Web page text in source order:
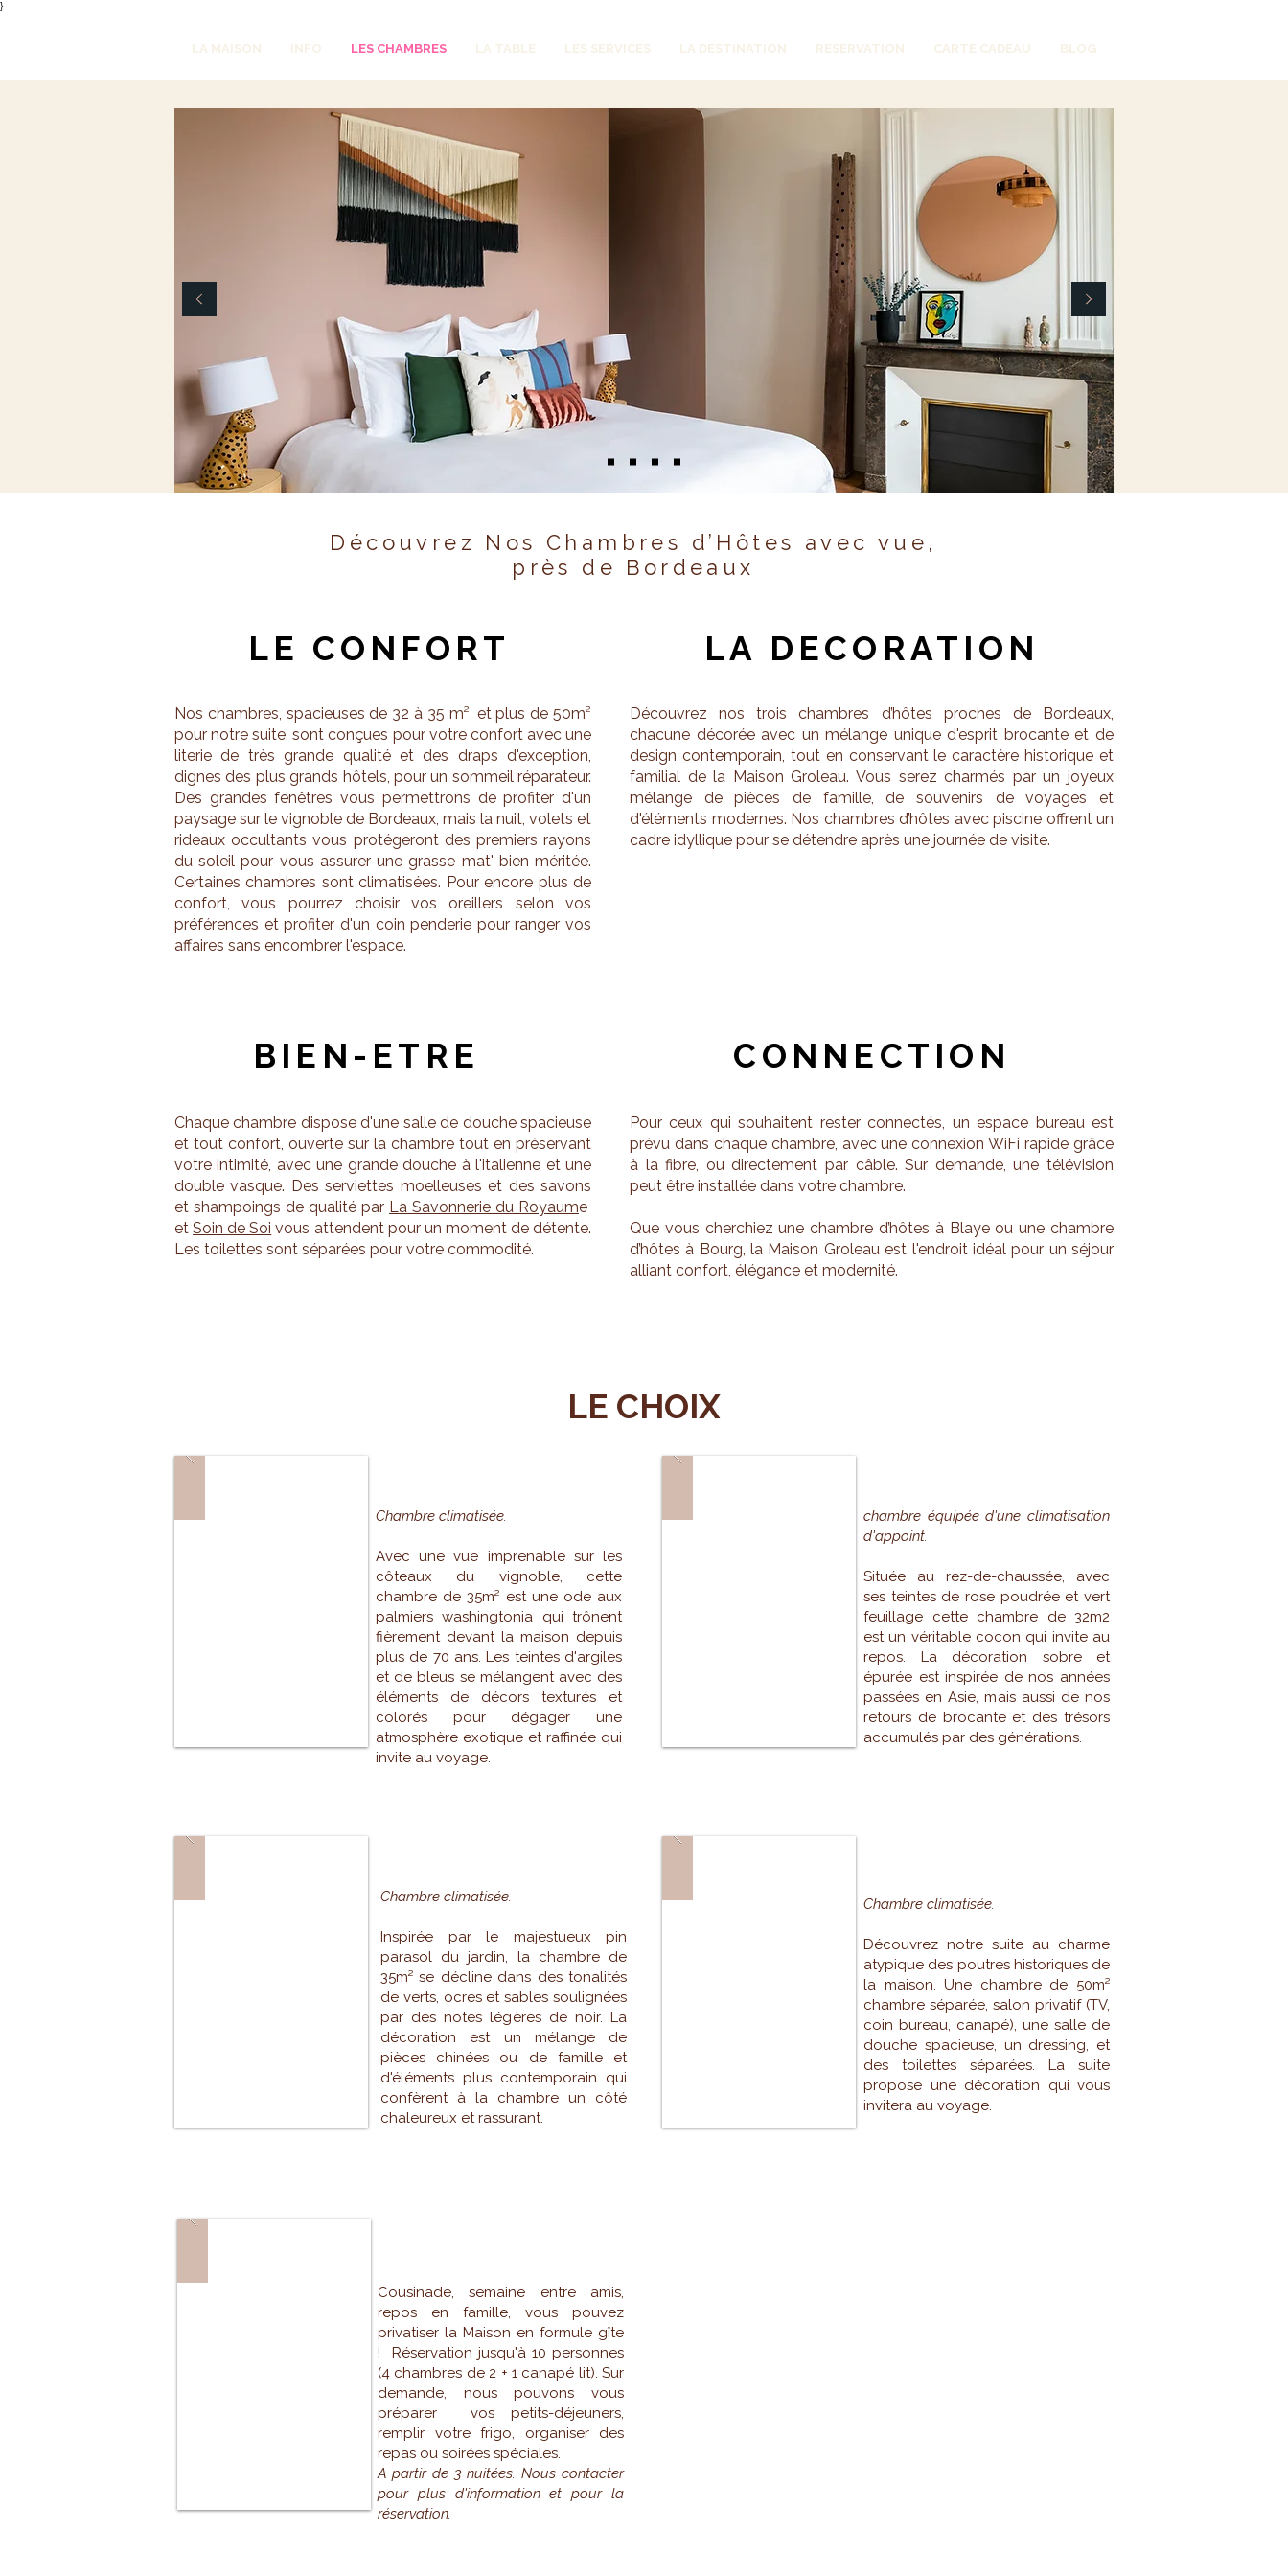
}
LA MAISON INFO LES CHAMBRES LA TABLE LES SERVICES LA DESTINATION RESERVATION CARTE CADEAU BLOG
Découvrez Nos Chambres d’Hôtes avec vue,
près de Bordeaux
LE CONFORT
Nos chambres, spacieuses de 32 à 35 m², et plus de 50m²
pour notre suite, sont conçues pour votre confort avec une
literie de très grande qualité et des draps d'exception,
dignes des plus grands hôtels, pour un sommeil réparateur.
Des grandes fenêtres vous permettrons de profiter d'un
paysage sur le vignoble de Bordeaux, mais la nuit, volets et
rideaux occultants vous protégeront des premiers rayons
du soleil pour vous assurer une grasse mat' bien méritée.
Certaines chambres sont climatisées. Pour encore plus de
confort, vous pourrez choisir vos oreillers selon vos
préférences et profiter d'un coin penderie pour ranger vos
affaires sans encombrer l'espace.
BIEN-ETRE
Chaque chambre dispose d'une salle de douche spacieuse
et tout confort, ouverte sur la chambre tout en préservant
votre intimité, avec une grande douche à l'italienne et une
double vasque. Des serviettes moelleuses et des savons
et shampoings de qualité par La Savonnerie du Royaume
etSoin de Soi vous attendent pour un moment de détente.
Les toilettes sont séparées pour votre commodité.
LA DECORATION
Découvrez nos trois chambres d’hôtes proches de Bordeaux,
chacune décorée avec un mélange unique d'esprit brocante et de
design contemporain, tout en conservant le caractère historique et
familial de la Maison Groleau. Vous serez charmés par un joyeux
mélange de pièces de famille, de souvenirs de voyages et
d'éléments modernes. Nos chambres d’hôtes avec piscine offrent un
cadre idyllique pour se détendre après une journée de visite.
CONNECTION
Pour ceux qui souhaitent rester connectés, un espace bureau est
prévu dans chaque chambre, avec une connexion WiFi rapide grâce
à la fibre, ou directement par câble. Sur demande, une télévision
peut être installée dans votre chambre.
Que vous cherchiez une chambre d’hôtes à Blaye ou une chambre
d’hôtes à Bourg, la Maison Groleau est l'endroit idéal pour un séjour
alliant confort, élégance et modernité.
LE CHOIX
Chambre climatisée.
Avec une vue imprenable sur les
côteaux du vignoble, cette
chambre de 35m² est une ode aux
palmiers washingtonia qui trônent
fièrement devant la maison depuis
plus de 70 ans. Les teintes d'argiles
et de bleus se mélangent avec des
éléments de décors texturés et
colorés pour dégager une
atmosphère exotique et raffinée qui
invite au voyage.
chambre équipée d'une climatisation
d'appoint.
Située au rez-de-chaussée, avec
ses teintes de rose poudrée et vert
feuillage cette chambre de 32m2
est un véritable cocon qui invite au
repos. La décoration sobre et
épurée est inspirée de nos années
passées en Asie, mais aussi de nos
retours de brocante et des trésors
accumulés par des générations.
Chambre climatisée.
Inspirée par le majestueux pin
parasol du jardin, la chambre de
35m² se décline dans des tonalités
de verts, ocres et sables soulignées
par des notes légères de noir. La
décoration est un mélange de
pièces chinées ou de famille et
d'éléments plus contemporain qui
confèrent à la chambre un côté
chaleureux et rassurant.
Chambre climatisée.
Découvrez notre suite au charme
atypique des poutres historiques de
la maison. Une chambre de 50m²
chambre séparée, salon privatif (TV,
coin bureau, canapé), une salle de
douche spacieuse, un dressing, et
des toilettes séparées. La suite
propose une décoration qui vous
invitera au voyage.
Cousinade, semaine entre amis,
repos en famille, vous pouvez
privatiser la Maison en formule gîte
! Réservation jusqu'à 10 personnes
(4 chambres de 2 + 1 canapé lit). Sur
demande, nous pouvons vous
préparer vos petits-déjeuners,
remplir votre frigo, organiser des
repas ou soirées spéciales.
A partir de 3 nuitées. Nous contacter
pour plus d'information et pour la
réservation.